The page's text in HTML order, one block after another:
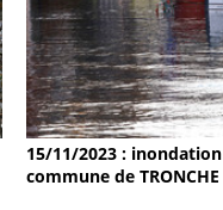
15/11/2023 :
commune de